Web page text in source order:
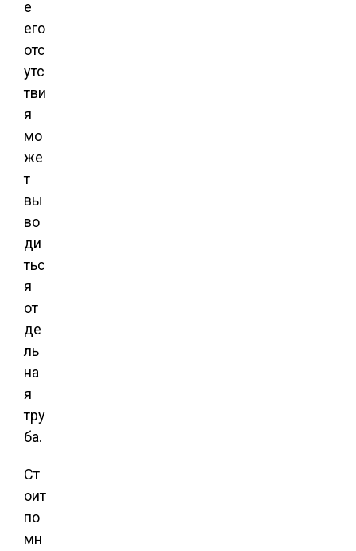
е
его
отс
утс
тви
я
мо
же
т
вы
во
ди
тьс
я
от
де
ль
на
я
тру
ба.
Ст
оит
по
мн